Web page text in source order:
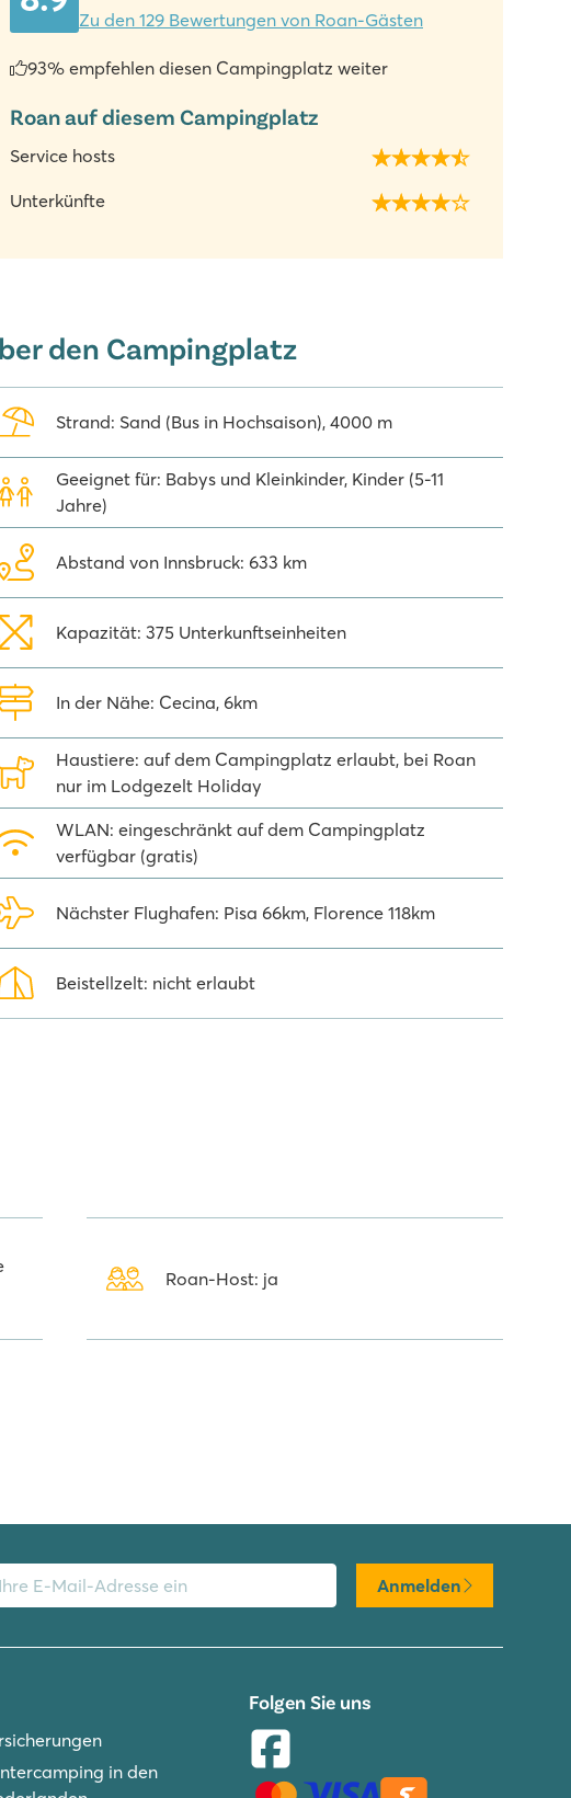
Zu den 129 Bewertungen von Roan-Gästen
93% empfehlen diesen Campingplatz weiter
Roan auf diesem Campingplatz
Service hosts
Unterkünfte
den Campingplatz
Strand: Sand (Bus in Hochsaison), 4000 m
Geeignet für: Babys und Kleinkinder, Kinder (5-11
Jahre)
Abstand von Innsbruck: 633 km
Kapazität: 375 Unterkunftseinheiten
In der Nähe: Cecina, 6km
Haustiere: auf dem Campingplatz erlaubt, bei Roan
nur im Lodgezelt Holiday
WLAN: eingeschränkt auf dem Campingplatz
verfügbar (gratis)
Nächster Flughafen: Pisa 66km, Florence 118km
Beistellzelt: nicht erlaubt
Roan-Host: ja
Anmelden
in den
Folgen Sie uns